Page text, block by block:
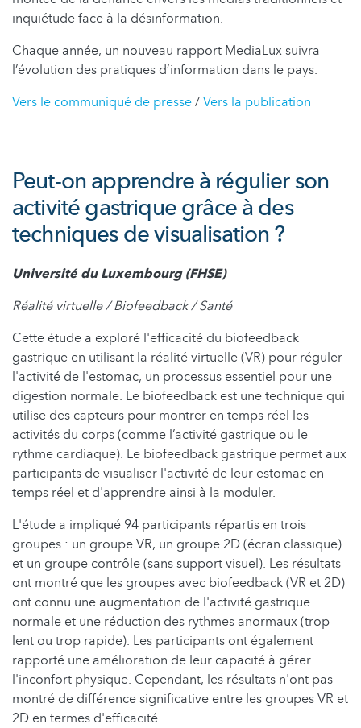
inquiétude face à la désinformation.
Chaque année, un nouveau rapport MediaLux suivra
l’évolution des pratiques d’information dans le pays.
Vers le communiqué de presse/Vers la publication
Peut-on apprendre à régulier son
activité gastrique grâce à des
techniques de visualisation ?
Université du Luxembourg (FHSE)
Réalité virtuelle / Biofeedback / Santé
Cette étude a exploré l'efficacité du biofeedback
gastrique en utilisant la réalité virtuelle (VR) pour réguler
l'activité de l'estomac, un processus essentiel pour une
digestion normale. Le biofeedback est une technique qui
utilise des capteurs pour montrer en temps réel les
activités du corps (comme l’activité gastrique ou le
rythme cardiaque). Le biofeedback gastrique permet aux
participants de visualiser l'activité de leur estomac en
temps réel et d'apprendre ainsi à la moduler.
L'étude a impliqué 94 participants répartis en trois
groupes : un groupe VR, un groupe 2D (écran classique)
et un groupe contrôle (sans support visuel). Les résultats
ont montré que les groupes avec biofeedback (VR et 2D)
ont connu une augmentation de l'activité gastrique
normale et une réduction des rythmes anormaux (trop
lent ou trop rapide). Les participants ont également
rapporté une amélioration de leur capacité à gérer
l'inconfort physique. Cependant, les résultats n'ont pas
montré de différence significative entre les groupes VR et
2D en termes d'efficacité.